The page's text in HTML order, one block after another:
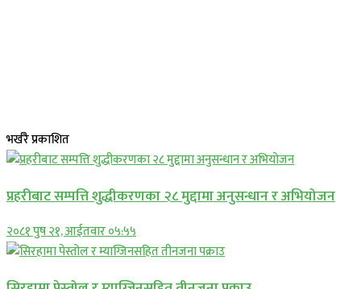
भर्खरै प्रकाशित
प्रहरीबाट सम्पत्ति शुद्धीकरणका २८ मुद्दामा अनुसन्धान र अभियोजन
२०८१ पुष २१, आईतवार ०५:५५